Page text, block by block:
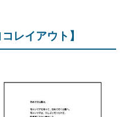
レイアウト】